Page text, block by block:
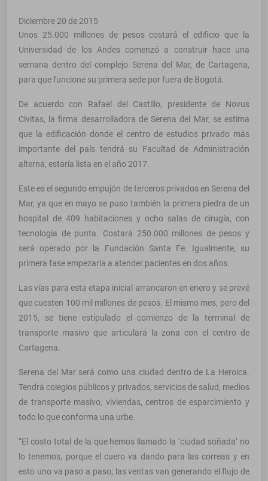
Diciembre 20 de 2015
Unos 25.000 millones de pesos costará el edificio que la
Universidad de los Andes comenzó a construir hace una
semana dentro del complejo Serena del Mar, de Cartagena,
para que funcione su primera sede por fuera de Bogotá.
De acuerdo con Rafael del Castillo, presidente de Novus
Civitas, la firma desarrolladora de Serena del Mar, se estima
que la edificación donde el centro de estudios privado más
importante del país tendrá su Facultad de Administración
alterna, estaría lista en el año 2017.
Este es el segundo empujón de terceros privados en Serena del
Mar, ya que en mayo se puso también la primera piedra de un
hospital de 409 habitaciones y ocho salas de cirugía, con
tecnología de punta. Costará 250.000 millones de pesos y
será operado por la Fundación Santa Fe. Igualmente, su
primera fase empezaría a atender pacientes en dos años.
Las vías para esta etapa inicial arrancaron en enero y se prevé
que cuesten 100 mil millones de pesos. El mismo mes, pero del
2015, se tiene estipulado el comienzo de la terminal de
transporte masivo que articulará la zona con el centro de
Cartagena.
Serena del Mar será como una ciudad dentro de La Heroica.
Tendrá colegios públicos y privados, servicios de salud, medios
de transporte masivo, viviendas, centros de esparcimiento y
todo lo que conforma una urbe.
“El costo total de la que hemos llamado la ‘ciudad soñada’ no
lo tenemos, porque el cuero va dando para las correas y en
esto uno va paso a paso; las ventas van generando el flujo de